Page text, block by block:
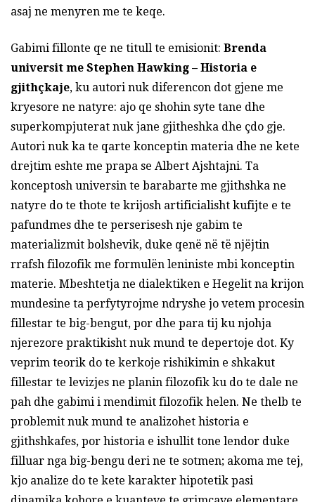
asaj ne menyren me te keqe.
Gabimi fillonte qe ne titull te emisionit: Brenda
universit me Stephen Hawking – Historia e
gjithçkaje, ku autori nuk diferencon dot gjene me
kryesore ne natyre: ajo qe shohin syte tane dhe
superkompjuterat nuk jane gjitheshka dhe çdo gje.
Autori nuk ka te qarte konceptin materia dhe ne kete
drejtim eshte me prapa se Albert Ajshtajni. Ta
konceptosh universin te barabarte me gjithshka ne
natyre do te thote te krijosh artificialisht kufijte e te
pafundmes dhe te perserisesh nje gabim te
materializmit bolshevik, duke qenë në të njëjtin
rrafsh filozofik me formulën leniniste mbi konceptin
materie. Mbeshtetja ne dialektiken e Hegelit na krijon
mundesine ta perfytyrojme ndryshe jo vetem procesin
fillestar te big-bengut, por dhe para tij ku njohja
njerezore praktikisht nuk mund te depertoje dot. Ky
veprim teorik do te kerkoje rishikimin e shkakut
fillestar te levizjes ne planin filozofik ku do te dale ne
pah dhe gabimi i mendimit filozofik helen. Ne thelb te
problemit nuk mund te analizohet historia e
gjithshkafes, por historia e ishullit tone lendor duke
filluar nga big-bengu deri ne te sotmen; akoma me tej,
kjo analize do te kete karakter hipotetik pasi